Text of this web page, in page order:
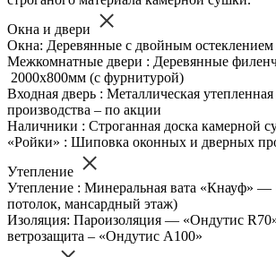
Окна и двери
Окна: Деревянные с двойным
Межкомнатные двери : Деревянные
2000х800мм (с фурнитурой)
Входная дверь : Металлическая
производства – по акции
Наличники : Строганная доска камерной
«Ройки» : Шиповка оконных и дверных
Утепление
Утепление : Минеральная вата «Кнауф» —
потолок, мансардный этаж)
Изоляция: Пароизоляция — «Ондутис
ветрозащита – «Ондутис А100»